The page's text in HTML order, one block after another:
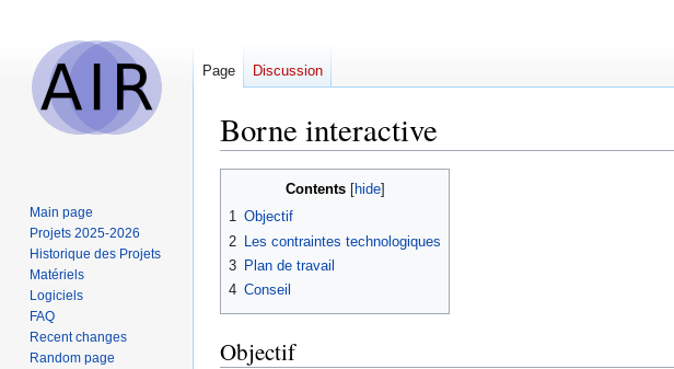
Borne interactive
navigation
search
Contents
1 Objectif
2
Les contraintes technologiques
3 Plan de travail
4 Conseil
Objectif
Page Discussion
Main page
Projets 2025-2026
Historique des Projets
Matériels
Logiciels
FAQ
Recent changes
Random page